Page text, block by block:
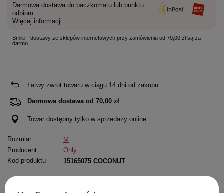
Darmowa dostawa do paczkomatu lub punktu
odbioru
Więcej informacji
Smile - dostawy ze sklepów internetowych przy zamówieniu od 70,00 zł są za
darmo
Łatwy zwrot towaru w ciągu 14 dni od zakupu
Darmowa dostawa od 70,00 zł
Towar dostępny tylko w sprzedaży online
Rozmiar:
M
Producent
Only
Kod produktu
15165075 COCONUT